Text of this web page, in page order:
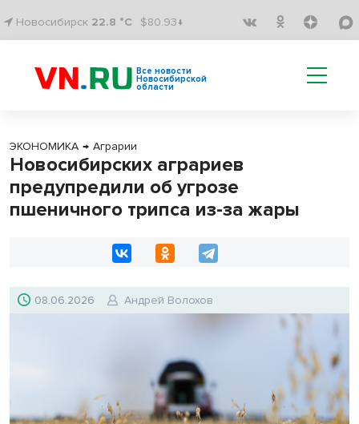
Новосибирск 22.8 °C $80.93↓
Все новости
Новосибирской
области
ЭКОНОМИКА → Аграрии
Новосибирских аграриев
предупредили об угрозе
пшеничного трипса из-за жары
08.06.2026 Андрей Волохов